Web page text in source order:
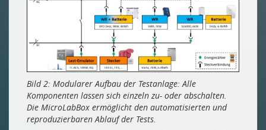
Bild 2: Modularer Aufbau der Testanlage: Alle
Komponenten lassen sich einzeln zu- oder abschalten.
Die MicroLabBox ermöglicht den automatisierten und
reproduzierbaren Ablauf der Tests.